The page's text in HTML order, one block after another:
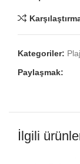
Kategoriler:
Paylaşmak:
İlgili